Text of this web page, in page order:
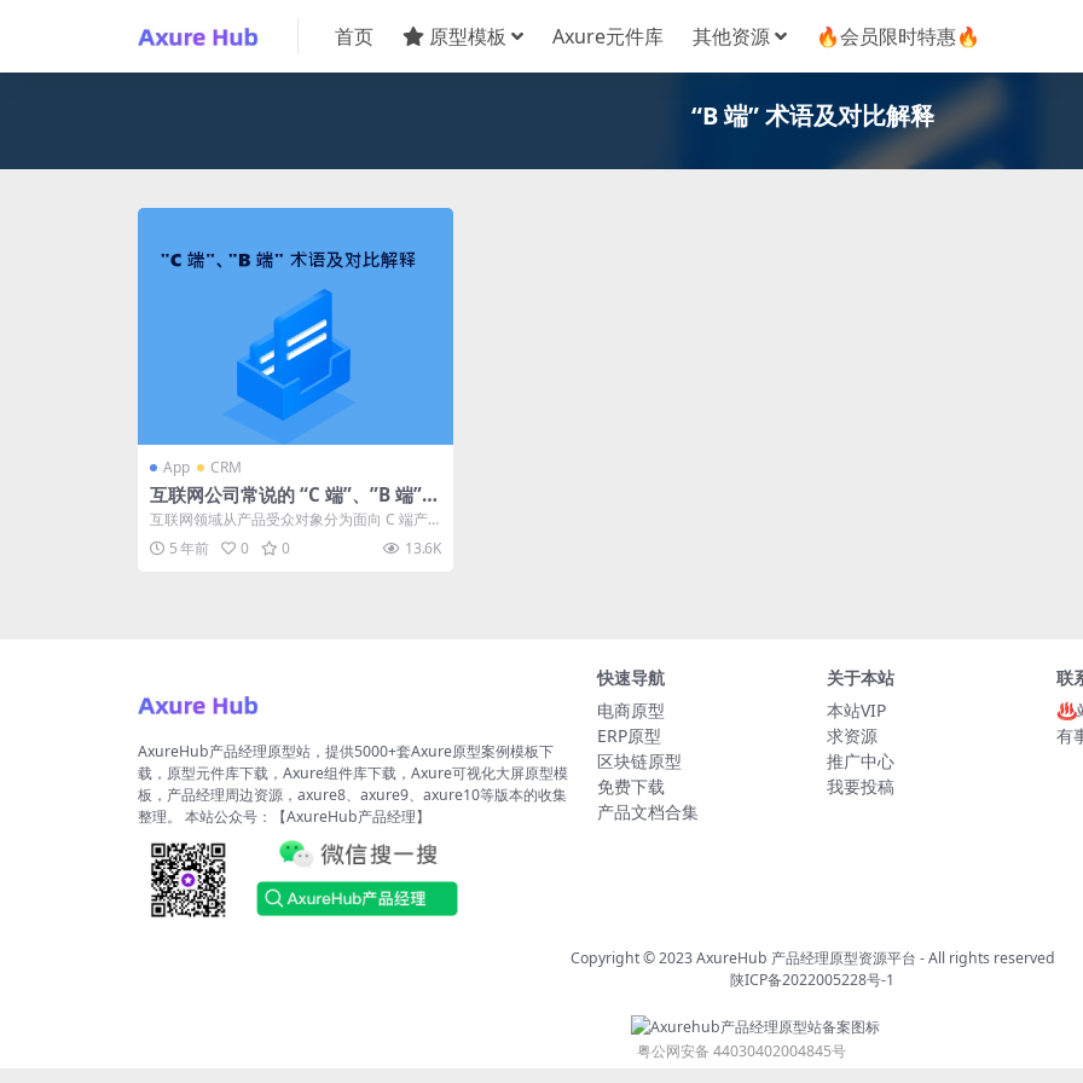
首页 原型模板 Axure元件库 其他资源 🔥会员限时特惠🔥
“B 端” 术语及对比解释
App CRM
互联网公司常说的 “C 端”、”B 端”
术语及对比解释
互联网领域从产品受众对象分为面向 C 端产
品和 B 端产品，同时它们都对应两个不...
5 年前 0 0 13.6K
AxureHub产品经理原型站，提供5000+套Axure原型案例模板下
载，原型元件库下载，Axure组件库下载，Axure可视化大屏原型模
板，产品经理周边资源，axure8、axure9、axure10等版本的收集
整理。 本站公众号：【AxureHub产品经理】
快速导航
电商原型
ERP原型
区块链原型
免费下载
产品文档合集
关于本站
本站VIP
求资源
推广中心
我要投稿
联
♨️
有
Copyright © 2023AxureHub 产品经理原型资源平台 - All rights reserved
陕ICP备2022005228号-1
粤公网安备 44030402004845号